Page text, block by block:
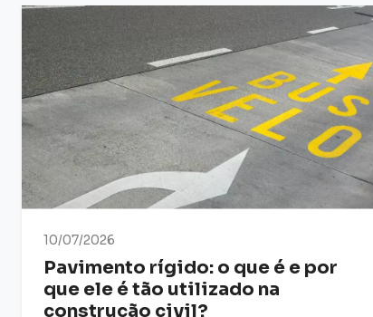
10/07/2026
Pavimento rígido: o que é e por
que ele é tão utilizado na
construção civil?